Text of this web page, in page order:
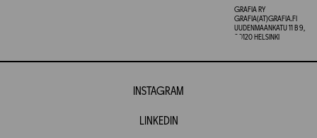
GRAFIA RY
GRAFIA(AT)GRAFIA.FI
UUDENMAANKATU 11 B 9,
00120 HELSINKI
INSTAGRAM
LINKEDIN